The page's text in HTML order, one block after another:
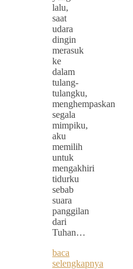
lalu,
saat
udara
dingin
merasuk
ke
dalam
tulang-
tulangku,
menghempaskan
segala
mimpiku,
aku
memilih
untuk
mengakhiri
tidurku
sebab
suara
panggilan
dari
Tuhan…
baca
selengkapnya